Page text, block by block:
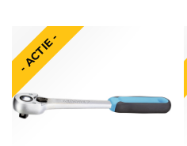
- ACTIE -